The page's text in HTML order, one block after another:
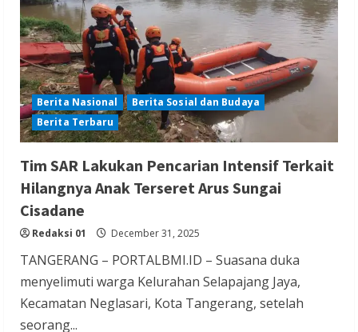
Dalam
Latihan
Militer
Tiongkok
Berita Nasional
Berita Sosial dan Budaya
Berita Terbaru
Tim SAR Lakukan Pencarian Intensif Terkait
Hilangnya Anak Terseret Arus Sungai
Cisadane
Redaksi 01 December 31, 2025
TANGERANG – PORTALBMI.ID – Suasana duka
menyelimuti warga Kelurahan Selapajang Jaya,
Kecamatan Neglasari, Kota Tangerang, setelah
seorang...